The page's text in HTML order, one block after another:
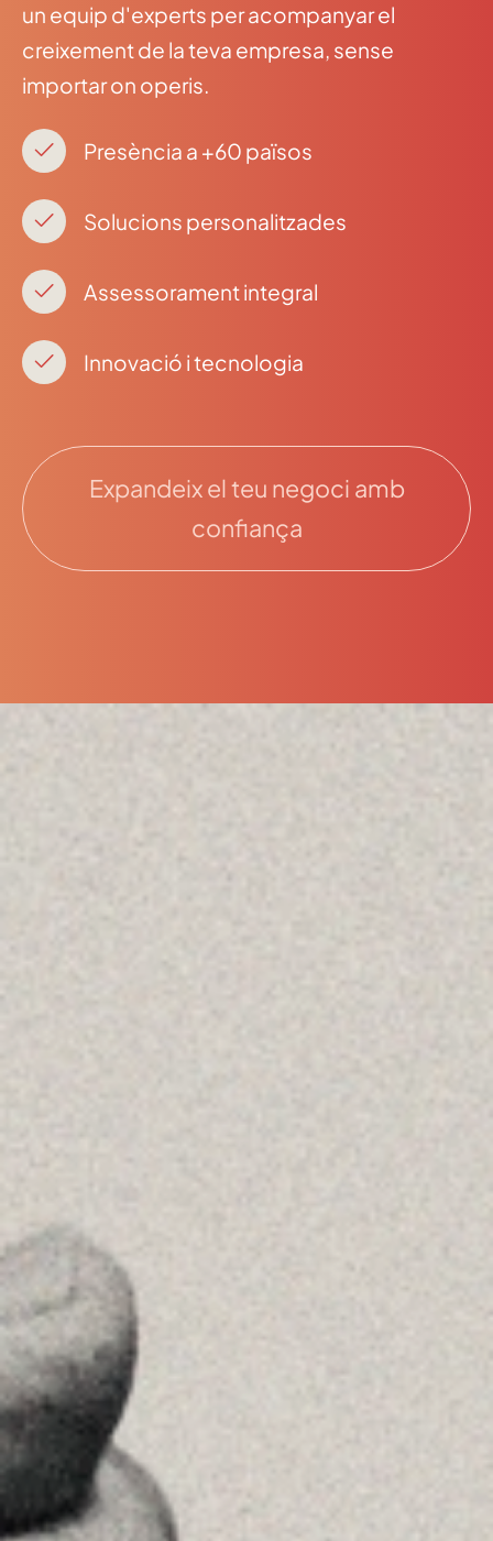
un equip d'experts per acompanyar el
creixement de la teva empresa, sense
importar on operis.
Presència a +60 països
Solucions personalitzades
Assessorament integral
Innovació i tecnologia
Expandeix el teu negoci amb
confiança